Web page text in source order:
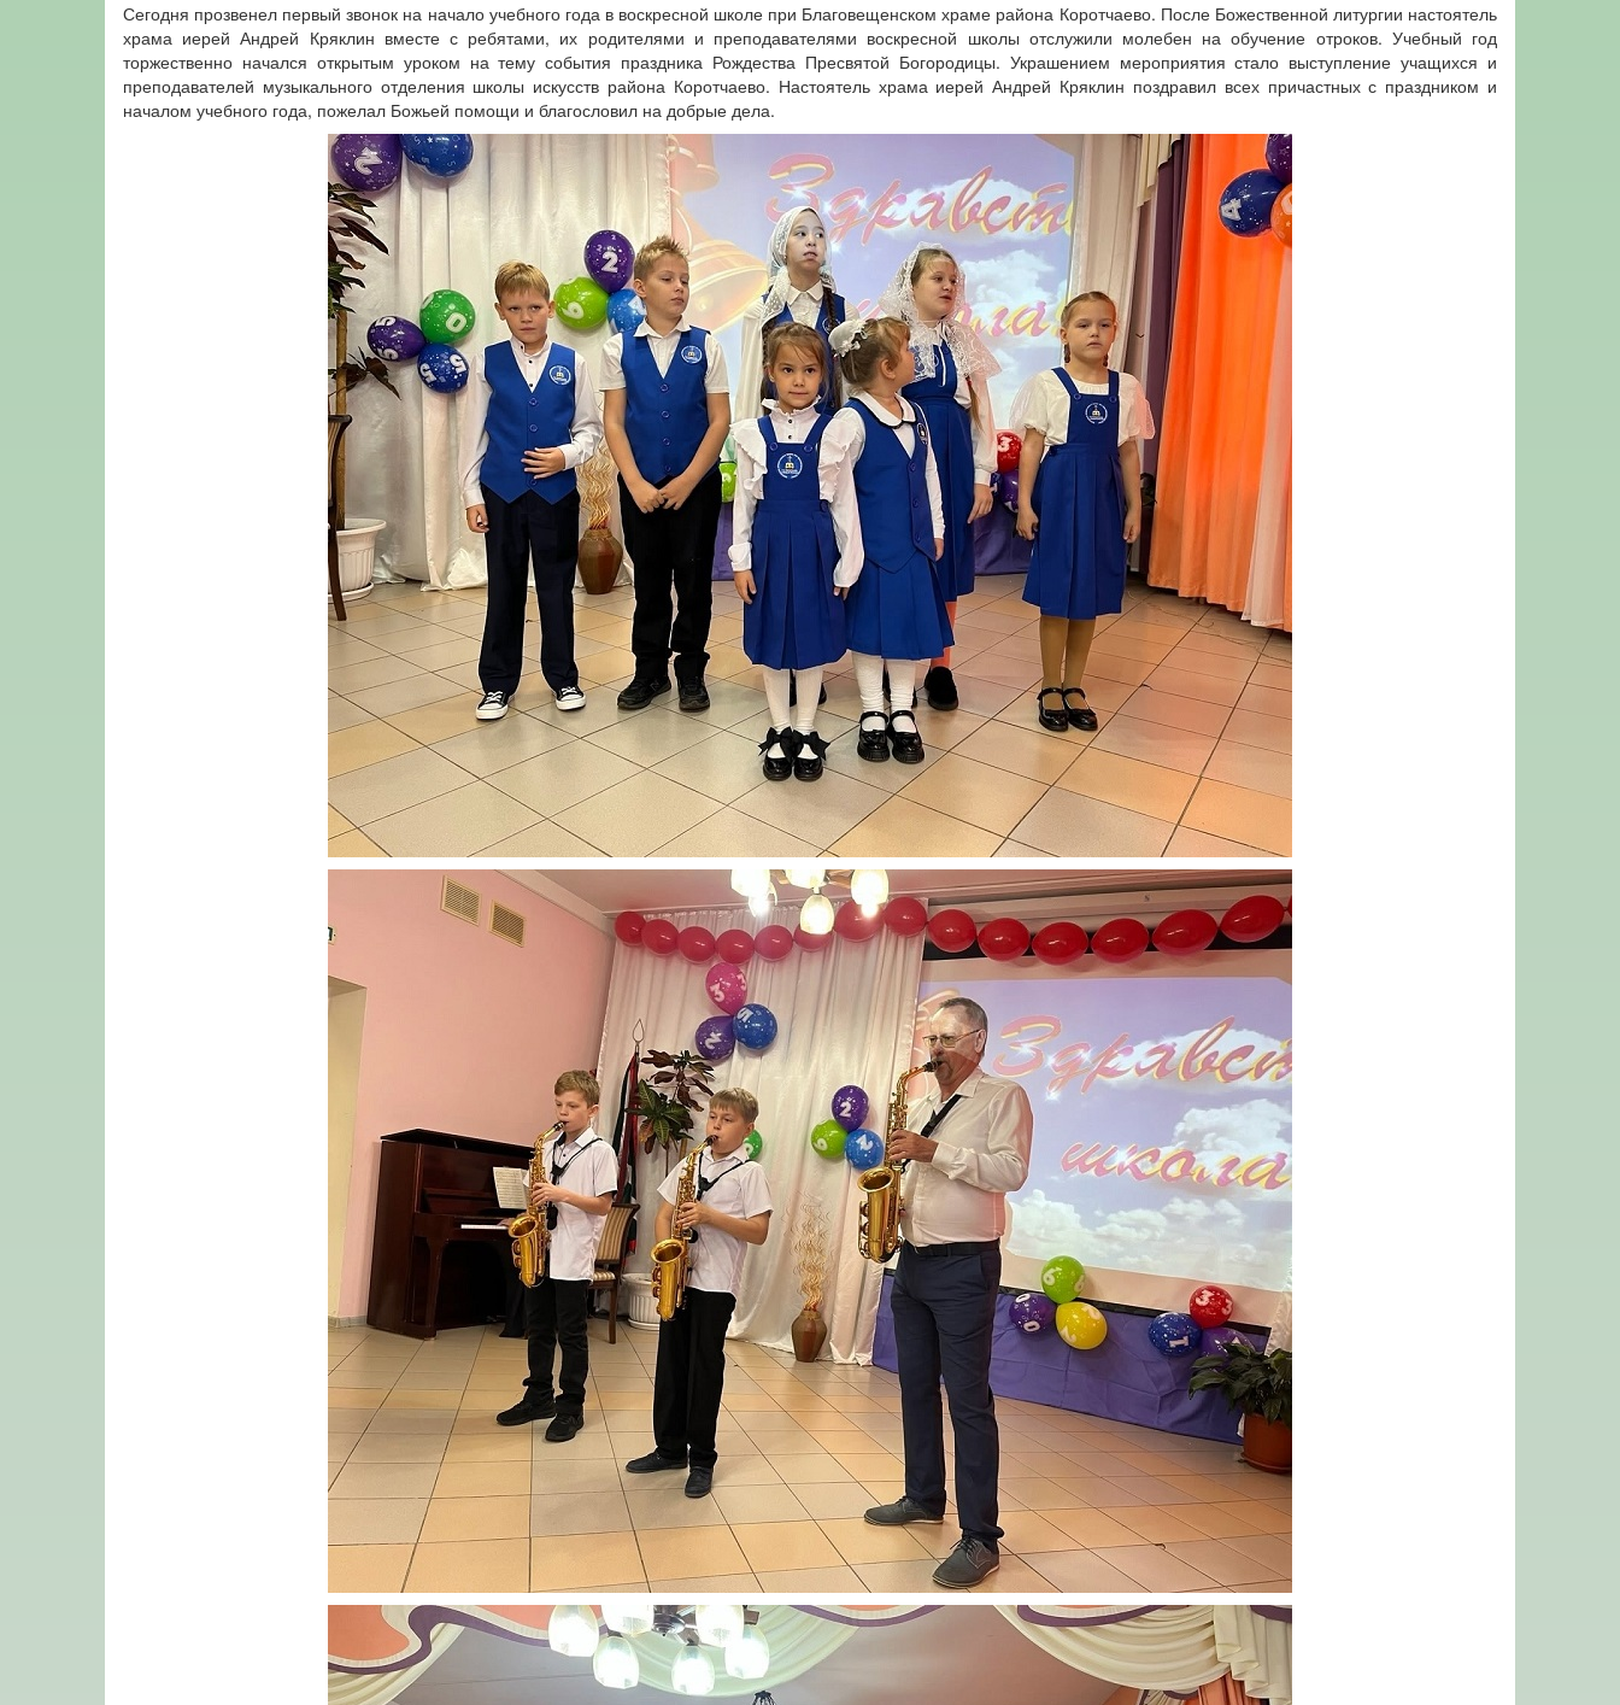
Сегодня прозвенел первый звонок на начало учебного года в воскресной школе при Благовещенском храме района Коротчаево. После Божественной литургии настоятель
храма иерей Андрей Кряклин вместе с ребятами, их родителями и преподавателями воскресной школы отслужили молебен на обучение отроков. Учебный год
торжественно начался открытым уроком на тему события праздника Рождества Пресвятой Богородицы. Украшением мероприятия стало выступление учащихся и
преподавателей музыкального отделения школы искусств района Коротчаево. Настоятель храма иерей Андрей Кряклин поздравил всех причастных с праздником и
началом учебного года, пожелал Божьей помощи и благословил на добрые дела.